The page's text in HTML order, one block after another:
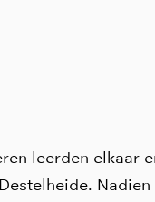
leerden elkaar
Nadien